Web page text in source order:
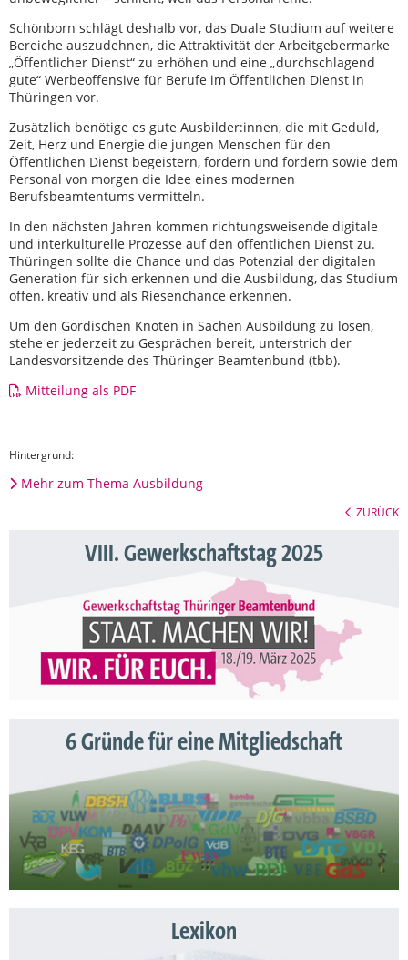
Schönborn schlägt deshalb vor, das Duale Studium auf weitere
Bereiche auszudehnen, die Attraktivität der Arbeitgebermarke
„Öffentlicher Dienst“ zu erhöhen und eine „durchschlagend
gute“ Werbeoffensive für Berufe im Öffentlichen Dienst in
Thüringen vor.
Zusätzlich benötige es gute Ausbilder:innen, die mit Geduld,
Zeit, Herz und Energie die jungen Menschen für den
Öffentlichen Dienst begeistern, fördern und fordern sowie dem
Personal von morgen die Idee eines modernen
Berufsbeamtentums vermitteln.
In den nächsten Jahren kommen richtungsweisende digitale
und interkulturelle Prozesse auf den öffentlichen Dienst zu.
Thüringen sollte die Chance und das Potenzial der digitalen
Generation für sich erkennen und die Ausbildung, das Studium
offen, kreativ und als Riesenchance erkennen.
Um den Gordischen Knoten in Sachen Ausbildung zu lösen,
stehe er jederzeit zu Gesprächen bereit, unterstrich der
Landesvorsitzende des Thüringer Beamtenbund (tbb).
Mitteilung als PDF
Hintergrund:
Mehr zum Thema Ausbildung
ZURÜCK
VIII. Gewerkschaftstag 2025
6 Gründe für eine Mitgliedschaft
Lexikon